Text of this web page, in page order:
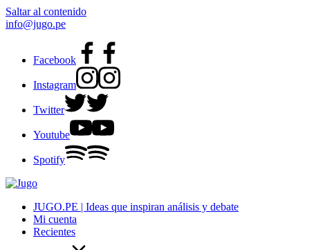
Saltar al contenido
info@jugo.pe
Facebook
Instagram
Twitter
Youtube
Spotify
JUGO.PE | Ideas que inspiran análisis y debate
Mi cuenta
Recientes